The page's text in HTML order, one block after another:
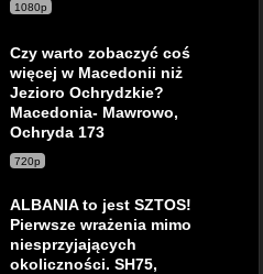
1080p
Czy warto zobaczyć coś
więcej w Macedonii niż
Jezioro Ochrydzkie?
Macedonia- Mawrowo,
Ochryda 173
720p
ALBANIA to jest SZTOS!
Pierwsze wrażenia mimo
niesprzyjających
okoliczności. SH75,